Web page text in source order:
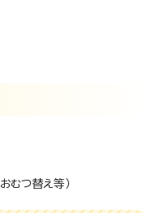
むつ替え等）